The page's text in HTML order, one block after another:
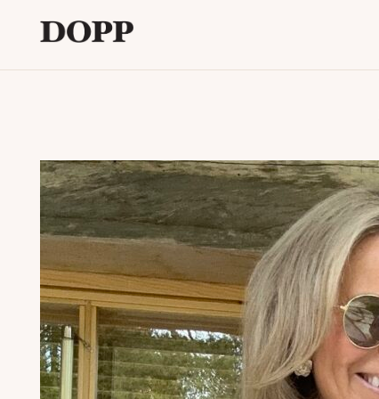
Tyyliblogi
Brändi
Avaa
alavalikko
Yhteystiedot